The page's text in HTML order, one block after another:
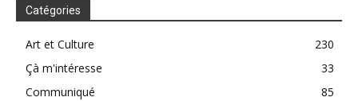
Catégories
Art et Culture
230
Çà m'intéresse
33
Communiqué
85